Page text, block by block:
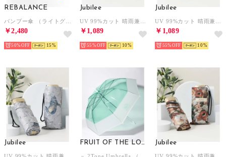
REBALANCE
￥2,480
50% 15
Jubilee
￥1,089
55% 10
Jubilee
￥1,089
55% 10
Jubilee FRUIT OF THE LOOM Jubilee